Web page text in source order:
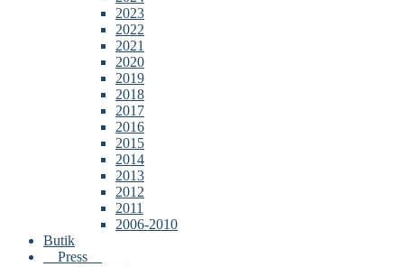
2023
2022
2021
2020
2019
2018
2017
2016
2015
2014
2013
2012
2011
2006-2010
Butik
Press